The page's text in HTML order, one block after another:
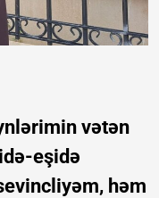
vətən
eşidə
həm